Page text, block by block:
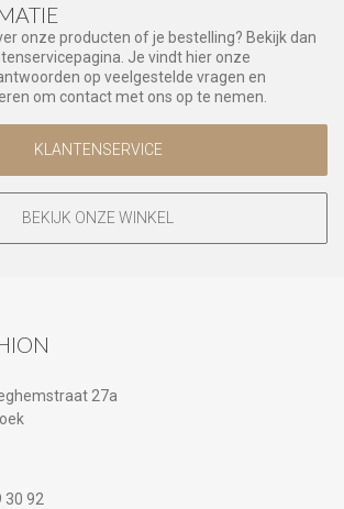
onze producten of je bestelling? Bekijk dan
Je vindt hier onze
op veelgestelde vragen en
om contact met ons op te nemen.
KLANTENSERVICE
BEKIJK ONZE WINKEL
27a
30 92